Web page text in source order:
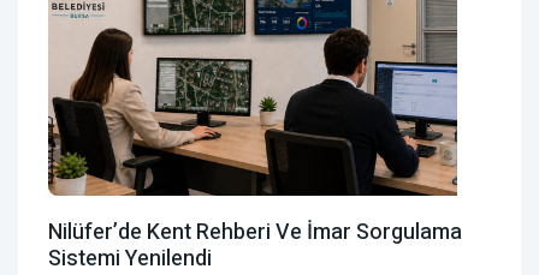
Nilüfer’de Kent Rehberi Ve İmar Sorgulama
Sistemi Yenilendi